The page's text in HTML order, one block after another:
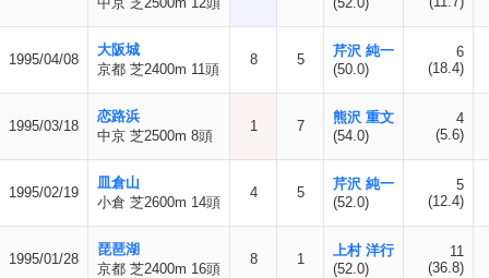
1995/04/08
大阪城
京都 芝2400m 11頭
8 5
芹沢 純一
(50.0)
6
(18.4)
1995/03/18
恋路浜
中京 芝2500m 8頭
1 7
熊沢 重文
(54.0)
4
(5.6)
1995/02/19
皿倉山
小倉 芝2600m 14頭
4 5
芹沢 純一
(52.0)
5
(12.4)
1995/01/28
琵琶湖
京都 芝2400m 16頭
8 1
上村 洋行
(52.0)
11
(36.8)